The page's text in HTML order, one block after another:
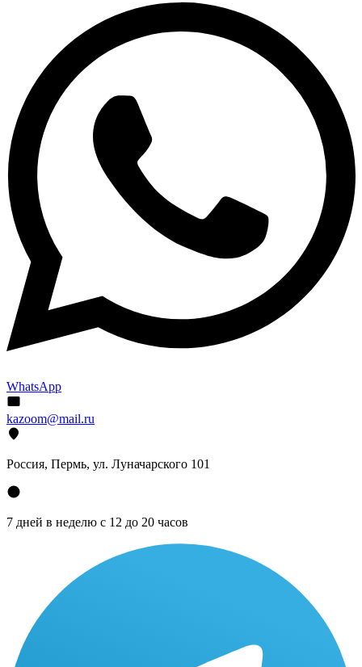
WhatsApp
kazoom@mail.ru
Россия, Пермь, ул. Луначарского 101
7 дней в неделю с 12 до 20 часов